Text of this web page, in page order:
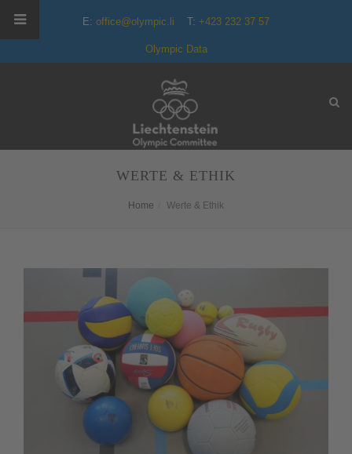
E: office@olympic.li T: +423 232 37 57
Olympic Data
WERTE & ETHIK
Home Werte & Ethik